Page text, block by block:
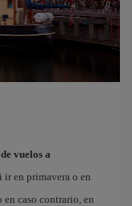
vuelos a
ir en primavera o en
caso contrario, en